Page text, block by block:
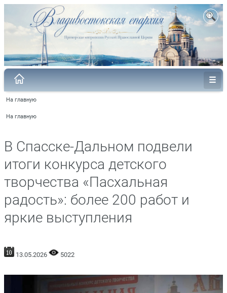
На главную
На главную
В Спасске-Дальном подвели
итоги конкурса детского
творчества «Пасхальная
радость»: более 200 работ и
яркие выступления
13.05.2026 5022